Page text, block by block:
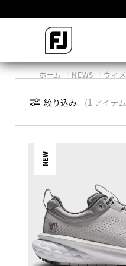
ホーム NEWS ウィ
絞り込み 1 アイテム
NEW